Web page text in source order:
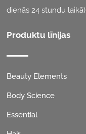
dienās 24 stundu laikā)
Produktu līnijas
Beauty Elements
Body Science
Essential